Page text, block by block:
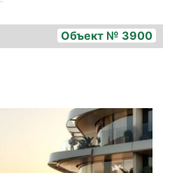
Объект № 3900